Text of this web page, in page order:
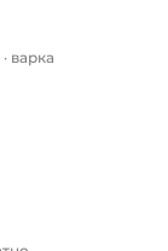
· варка